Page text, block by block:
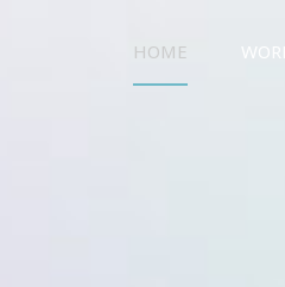
UO WORKS
HOME